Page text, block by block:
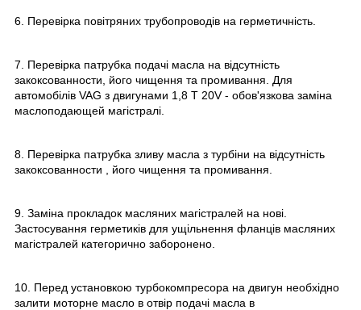
6. Перевірка повітряних трубопроводів на герметичність.
7. Перевірка патрубка подачі масла на відсутність
закоксованности, його чищення та промивання. Для
автомобілів VAG з двигунами 1,8 T 20V - обов'язкова заміна
маслоподающей магістралі.
8. Перевірка патрубка зливу масла з турбіни на відсутність
закоксованности , його чищення та промивання.
9. Заміна прокладок масляних магістралей на нові.
Застосування герметиків для ущільнення фланців масляних
магістралей категорично заборонено.
10. Перед установкою турбокомпресора на двигун необхідно
залити моторне масло в отвір подачі масла в